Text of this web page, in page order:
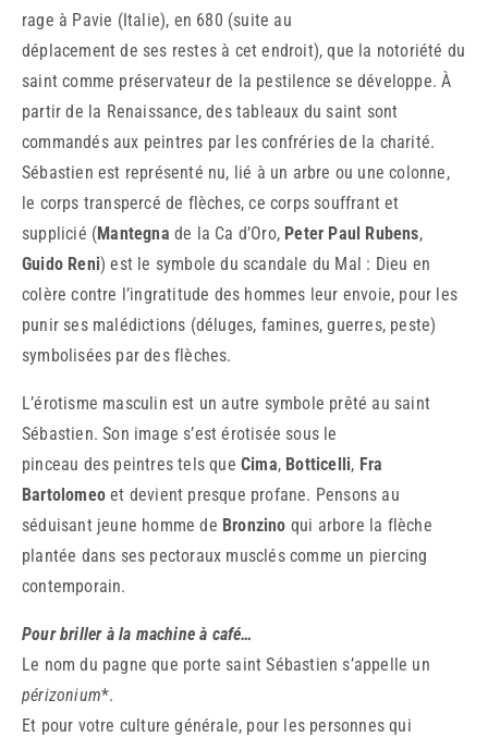
rage à Pavie (Italie), en 680 (suite au
déplacement de ses restes à cet endroit), que la notoriété du
saint comme préservateur de la pestilence se développe. À
partir de la Renaissance, des tableaux du saint sont
commandés aux peintres par les confréries de la charité.
Sébastien est représenté nu, lié à un arbre ou une colonne,
le corps transpercé de flèches, ce corps souffrant et
supplicié (Mantegnade la Ca d’Oro, Peter Paul Rubens,
Guido Reni) est le symbole du scandale du Mal : Dieu en
colère contre l’ingratitude des hommes leur envoie, pour les
punir ses malédictions (déluges, famines, guerres, peste)
symbolisées par des flèches.
L’érotisme masculin est un autre symbole prêté au saint
Sébastien. Son image s’est érotisée sous le
pinceau des peintres tels que Cima, Botticelli, Fra
Bartolomeo et devient presque profane. Pensons au
séduisant jeune homme de Bronzino qui arbore la flèche
plantée dans ses pectoraux musclés comme un piercing
contemporain.
Pour briller à la machine à café…
Le nom du pagne que porte saint Sébastien s’appelle un
périzonium*.
Et pour votre culture générale, pour les personnes qui